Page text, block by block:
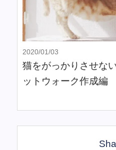
2020/01/03
猫をがっかりさせな
ットウォーク作成編